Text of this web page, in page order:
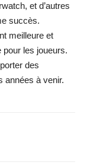
et d’autres
succès.
meilleure et
les joueurs.
des
années à venir.